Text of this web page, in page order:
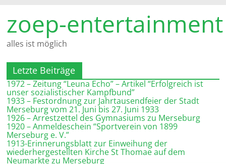
Inhalt
springen
zoep-entertainment
alles ist möglich
Letzte Beiträge
1972 – Zeitung “Leuna Echo” – Artikel “Erfolgreich ist
unser sozialistischer Kampfbund”
1933 – Festordnung zur Jahrtausendfeier der Stadt
Merseburg vom 21. Juni bis 27. Juni 1933
1926 – Arrestzettel des Gymnasiums zu Merseburg
1920 – Anmeldeschein “Sportverein von 1899
Merseburg e. V.”
1913-Erinnerungsblatt zur Einweihung der
wiederhergestellten Kirche St Thomae auf dem
Neumarkte zu Merseburg